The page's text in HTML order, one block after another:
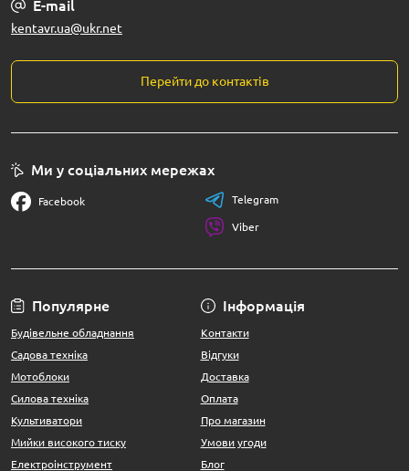
E-mail
kentavr.ua@ukr.net
Перейти до контактів
Популярне
Будівельне обладнання
Садова техніка
Мотоблоки
Силова техніка
Культиватори
Мийки високого тиску
Електроінструмент
Інформація
Контакти
Відгуки
Доставка
Оплата
Про магазин
Умови угоди
Блог
Ми у соціальних мережах
Facebook Telegram
Viber